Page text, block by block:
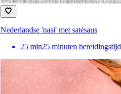
Nederlandse 'nasi' met satésaus
25 min25 minuten bereidingstijd